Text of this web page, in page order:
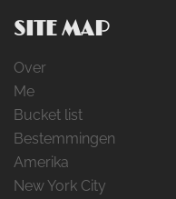
SITE MAP
Over
Me
Bucket list
Bestemmingen
Amerika
New York City